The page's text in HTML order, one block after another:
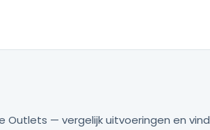
Outlets — vergelijk uitvoeringen en vind